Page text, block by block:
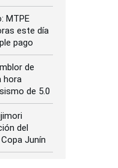
MTPE
este día
pago
de
hora
de 5.0
del
Junín